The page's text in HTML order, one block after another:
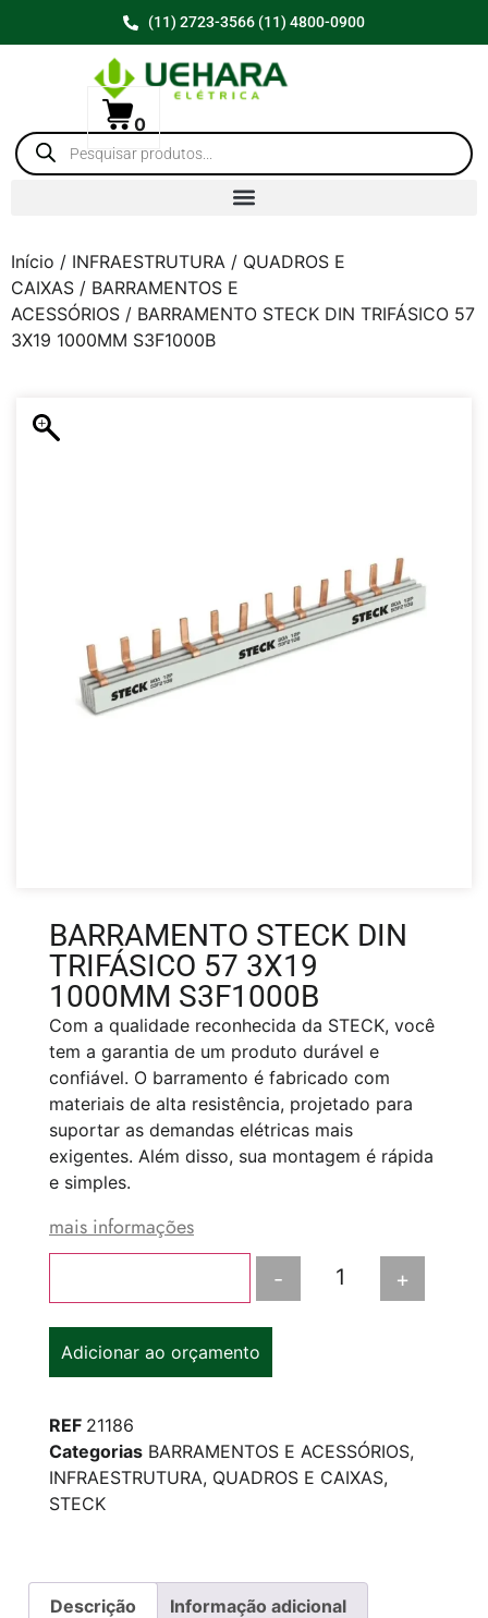
(11) 2723-3566 (11) 4800-0900
0
Início / INFRAESTRUTURA / QUADROS E
CAIXAS / BARRAMENTOS E
ACESSÓRIOS / BARRAMENTO STECK DIN TRIFÁSICO 57
3X19 1000MM S3F1000B
BARRAMENTO STECK DIN
TRIFÁSICO 57 3X19
1000MM S3F1000B
Com a qualidade reconhecida da STECK, você
tem a garantia de um produto durável e
confiável. O barramento é fabricado com
materiais de alta resistência, projetado para
suportar as demandas elétricas mais
exigentes. Além disso, sua montagem é rápida
e simples.
mais informações
- +
Adicionar ao orçamento
REF 21186
Categorias BARRAMENTOS E ACESSÓRIOS,
INFRAESTRUTURA, QUADROS E CAIXAS,
STECK
Descrição Informação adicional